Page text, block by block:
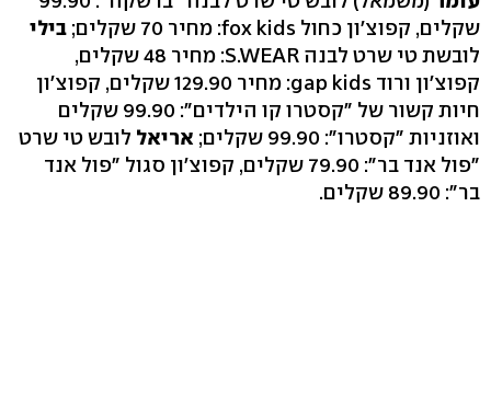
שקלים, קפוצ'ון כחול fox kids: מחיר 70 שקלים;
בילי
לובשת טי שרט לבנה S.WEAR: מחיר 48 שקלים,
קפוצ'ון ורוד gap kids: מחיר 129.90 שקלים, קפוצ'ון
חיות קשור של "קסטרו קו הילדים": 99.90 שקלים
ואוזניות "קסטרו": 99.90 שקלים;
אריאל לובש טי שרט
"פול אנד בר": 79.90 שקלים, קפוצ'ון סגול "פול אנד
בר": 89.90 שקלים.